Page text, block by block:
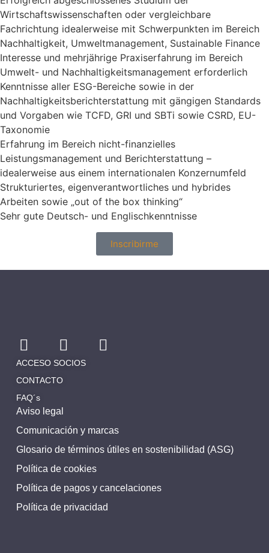
Wirtschaftswissenschaften oder vergleichbare
Fachrichtung idealerweise mit Schwerpunkten im Bereich
Nachhaltigkeit, Umweltmanagement, Sustainable Finance
Interesse und mehrjährige Praxiserfahrung im Bereich
Umwelt- und Nachhaltigkeitsmanagement erforderlich
Kenntnisse aller ESG-Bereiche sowie in der
Nachhaltigkeitsberichterstattung mit gängigen Standards
und Vorgaben wie TCFD, GRI und SBTi sowie CSRD, EU-
Taxonomie
Erfahrung im Bereich nicht-finanzielles
Leistungsmanagement und Berichterstattung –
idealerweise aus einem internationalen Konzernumfeld
Strukturiertes, eigenverantwortliches und hybrides
Arbeiten sowie „out of the box thinking“
Sehr gute Deutsch- und Englischkenntnisse
Inscribirme
Aviso legal
Comunicación y marcas
Glosario de términos útiles en sostenibilidad (ASG)
Política de cookies
Política de pagos y cancelaciones
Política de privacidad
ACCESO SOCIOS
CONTACTO
FAQ´s